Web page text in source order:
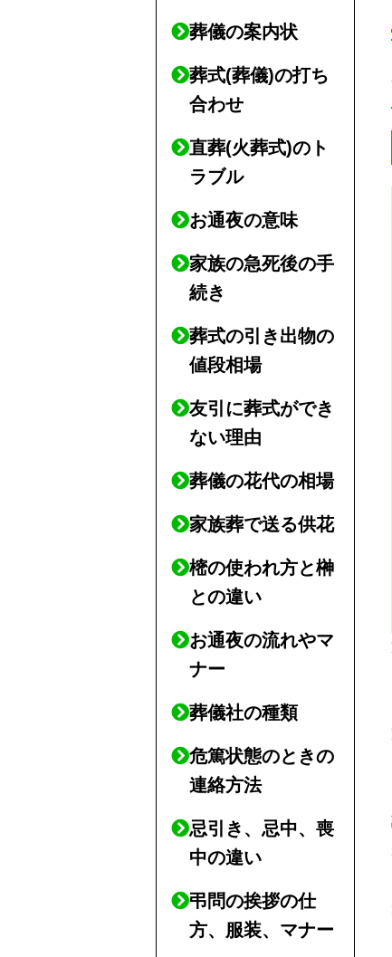
葬儀の案内状
葬式(葬儀)の打ち
合わせ
直葬(火葬式)のト
ラブル
お通夜の意味
家族の急死後の手
続き
葬式の引き出物の
値段相場
友引に葬式ができ
ない理由
葬儀の花代の相場
家族葬で送る供花
樒の使われ方と榊
との違い
お通夜の流れやマ
ナー
葬儀社の種類
危篤状態のときの
連絡方法
忌引き、忌中、喪
中の違い
弔問の挨拶の仕
方、服装、マナー